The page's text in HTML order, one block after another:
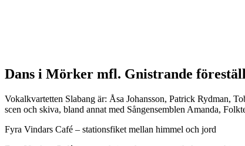
Dans i Mörker mfl. Gnistrande
Vokalkvartetten Slabang är: Åsa Johansson, Patrick Rydman,
scen och skiva, bland annat med Sångensemblen Amanda,
Fyra Vindars Café – stationsfiket mellan himmel och jord